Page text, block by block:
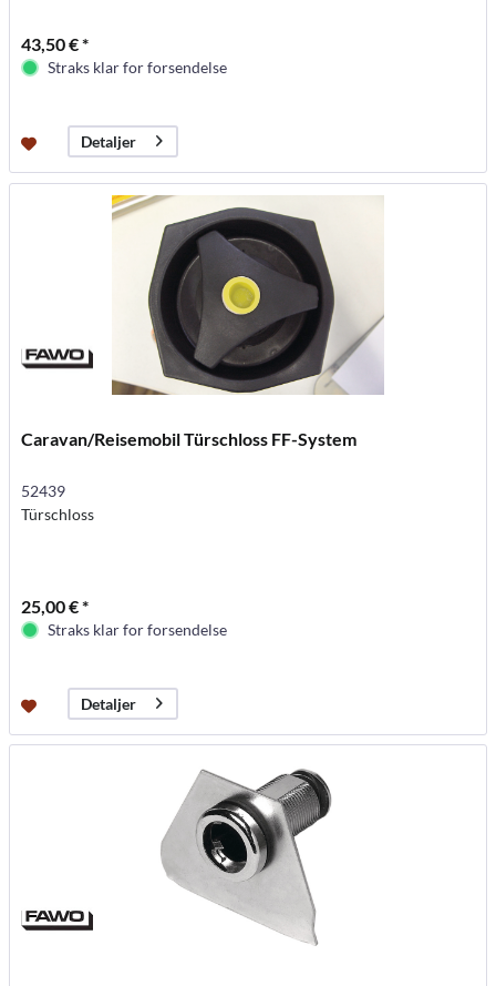
43,50 € *
Straks klar for forsendelse
Detaljer
Caravan/Reisemobil Türschloss FF-System
52439
Türschloss
25,00 € *
Straks klar for forsendelse
Detaljer